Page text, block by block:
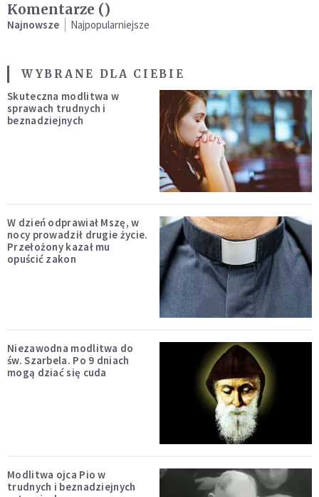
Komentarze ()
Najnowsze Najpopularniejsze
WYBRANE DLA CIEBIE
Skuteczna modlitwa w
sprawach trudnych i
beznadziejnych
W dzień odprawiał Mszę, w
nocy prowadził drugie życie.
Przełożony kazał mu
opuścić zakon
Niezawodna modlitwa do
św. Szarbela. Po 9 dniach
mogą dziać się cuda
Modlitwa ojca Pio w
trudnych i beznadziejnych